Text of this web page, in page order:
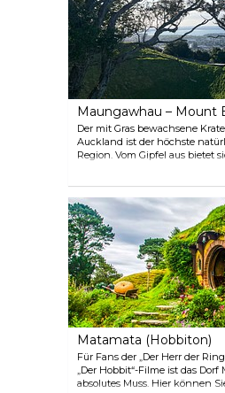
Maungawhau – Mount
Der mit Gras bewachsene
Auckland ist der höchste
Region. Vom Gipfel aus bietet
atemberaubender Blick auf die
Ein ruhiger Spaziergang zum
eine großartige Alternative
Matamata (Hobbiton)
Für Fans der „Der Herr der
„Der Hobbit“-Filme ist das Dorf
absolutes Muss. Hier können